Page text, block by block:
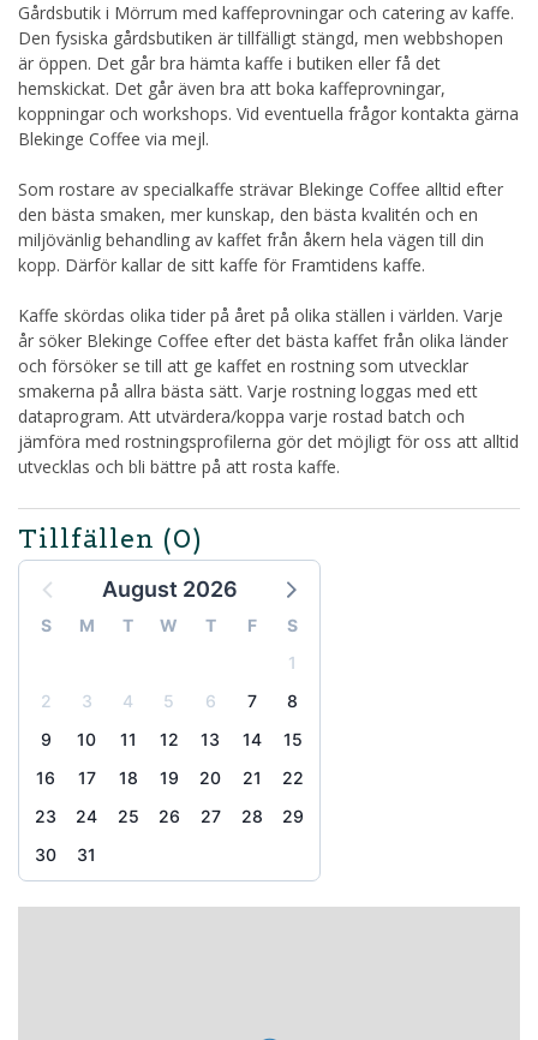
Gårdsbutik i Mörrum med kaffeprovningar och catering av kaffe.
Den fysiska gårdsbutiken är tillfälligt stängd, men webbshopen
är öppen. Det går bra hämta kaffe i butiken eller få det
hemskickat. Det går även bra att boka kaffeprovningar,
koppningar och workshops. Vid eventuella frågor kontakta gärna
Blekinge Coffee via mejl.
Som rostare av specialkaffe strävar Blekinge Coffee alltid efter
den bästa smaken, mer kunskap, den bästa kvalitén och en
miljövänlig behandling av kaffet från åkern hela vägen till din
kopp. Därför kallar de sitt kaffe för Framtidens kaffe.
Kaffe skördas olika tider på året på olika ställen i världen. Varje
år söker Blekinge Coffee efter det bästa kaffet från olika länder
och försöker se till att ge kaffet en rostning som utvecklar
smakerna på allra bästa sätt. Varje rostning loggas med ett
dataprogram. Att utvärdera/koppa varje rostad batch och
jämföra med rostningsprofilerna gör det möjligt för oss att alltid
utvecklas och bli bättre på att rosta kaffe.
Tillfällen (0)
August 2026
S M T W T F
S
1
2
3 4 5 6 7
8
9
10 11 12 13 14
15
16
17 18 19 20 21
22
23
24 25 26 27 28
29
30
31